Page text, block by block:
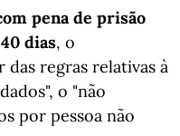
pena de prisão
dias, o
regras relativas à
o "não
por pessoa não